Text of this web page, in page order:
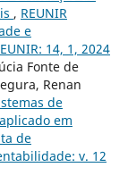
, REUNIR
e
14, 1, 2024
Fonte de
Renan
de
em
de
v. 12